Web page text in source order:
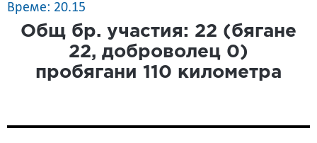
Време: 20.15
Общ бр. участия: 22 (бягане
22, доброволец 0)
пробягани 110 километра